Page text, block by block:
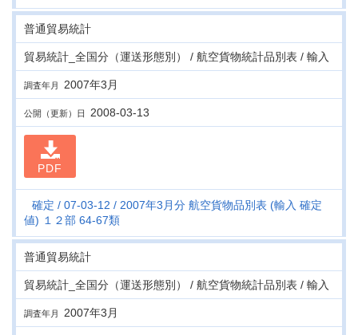
普通貿易統計
貿易統計_全国分（運送形態別） / 航空貨物統計品別表 / 輸入
調査年月 2007年3月
公開（更新）日 2008-03-13
PDF
確定 07-03-12
2007年3月分 航空貨物品別表 (輸入 確定
値) １２部 64-67類
普通貿易統計
貿易統計_全国分（運送形態別） / 航空貨物統計品別表 / 輸入
調査年月 2007年3月